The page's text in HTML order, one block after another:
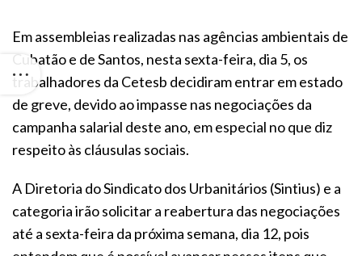
Em assembleias realizadas nas agências ambientais de
Cubatão e de Santos, nesta sexta-feira, dia 5, os
trabalhadores da Cetesb decidiram entrar em estado
de greve, devido ao impasse nas negociações da
campanha salarial deste ano, em especial no que diz
respeito às cláusulas sociais.
A Diretoria do Sindicato dos Urbanitários (Sintius) e a
categoria irão solicitar a reabertura das negociações
até a sexta-feira da próxima semana, dia 12, pois